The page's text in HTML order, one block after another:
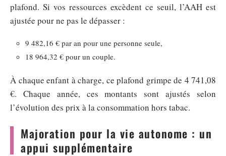
plafond. Si vos ressources excèdent ce seuil, l’AAH est
ajustée pour ne pas le dépasser :
9 482,16 € par an pour une personne seule,
18 964,32 € pour un couple.
À chaque enfant à charge, ce plafond grimpe de 4 741,08
€. Chaque année, ces montants sont ajustés selon
l’évolution des prix à la consommation hors tabac.
Majoration pour la vie autonome : un
appui supplémentaire